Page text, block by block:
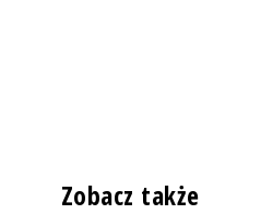
Zobacz także